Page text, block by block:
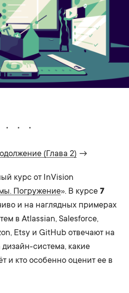
(Глава 2) →
курс от InVision
Погружение». В курсе 7
и на наглядных примерах
в Atlassian, Salesforce,
Etsy и GitHub отвечают на
система, какие
и кто особенно оценит ее в